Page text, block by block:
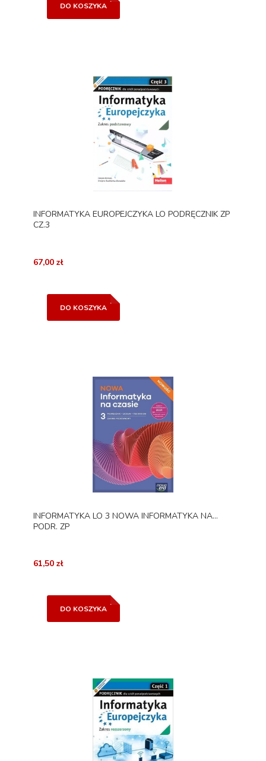
DO KOSZYKA
INFORMATYKA EUROPEJCZYKA LO PODRĘCZNIK ZP
CZ.3
67,00 zł
DO KOSZYKA
INFORMATYKA LO 3 NOWA INFORMATYKA NA...
PODR. ZP
61,50 zł
DO KOSZYKA